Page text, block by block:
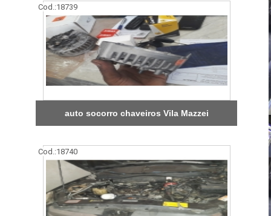
Cod.:18739
auto socorro chaveiros Vila Mazzei
Cod.:18740